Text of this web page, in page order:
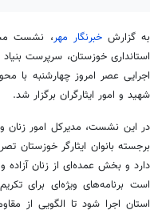
به گزارش خبرنگار مهر، نشست
استانداری خوزستان، سرپرست
اجرایی عصر امروز چهارشنبه با
شهید و امور ایثارگران برگزار شد.
در این نشست، مدیرکل امور زنان و
دارد و بخش عمده‌ای از زنان
است برنامه‌های ویژه‌ای برای
استان اجرا شود تا الگویی از